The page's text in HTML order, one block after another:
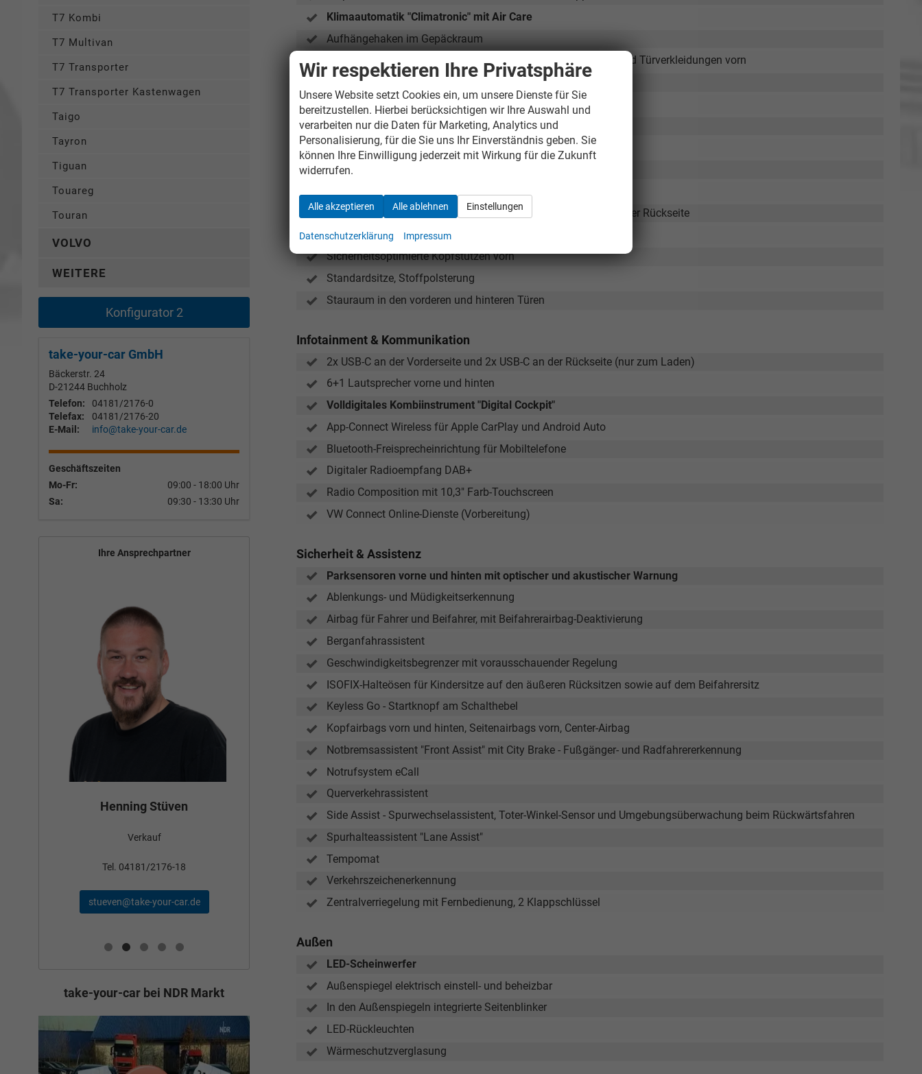
Klimaautomatik "Climatronic" mit Air Care
Aufhängehaken im Gepäckraum
Dekoreinlagen "Nature Cross Brushed" für Instrumententafel und Türverkleidungen vorn
Elektrische Fensterheber vorne und hinten
Gepäckraumabdeckung und Beleuchtung
Höhenverstellbarer Fahrer- und Beifahrersitz
Innenspiegel automatisch abblendbar
Lederschalthebel
Mittelarmlehne mit Staufach vorne, 2 Lüftungsöffnungen auf der Rückseite
Rücksitzlehnen asymmetrisch geteilt und umklappbar
Sicherheitsoptimierte Kopfstützen vorn
Standardsitze, Stoffpolsterung
Stauraum in den vorderen und hinteren Türen
Infotainment & Kommunikation
2x USB-C an der Vorderseite und 2x USB-C an der Rückseite (nur zum Laden)
6+1 Lautsprecher vorne und hinten
Volldigitales Kombiinstrument "Digital Cockpit"
App-Connect Wireless für Apple CarPlay und Android Auto
Bluetooth-Freisprecheinrichtung für Mobiltelefone
Digitaler Radioempfang DAB+
Radio Composition mit 10,3" Farb-Touchscreen
VW Connect Online-Dienste (Vorbereitung)
Sicherheit & Assistenz
Parksensoren vorne und hinten mit optischer und akustischer Warnung
Ablenkungs- und Müdigkeitserkennung
Airbag für Fahrer und Beifahrer, mit Beifahrerairbag-Deaktivierung
Berganfahrassistent
Geschwindigkeitsbegrenzer mit vorausschauender Regelung
ISOFIX-Halteösen für Kindersitze auf den äußeren Rücksitzen sowie auf dem Beifahrersitz
Keyless Go - Startknopf am Schalthebel
Kopfairbags vorn und hinten, Seitenairbags vorn, Center-Airbag
Notbremsassistent "Front Assist" mit City Brake - Fußgänger- und Radfahrererkennung
Notrufsystem eCall
Querverkehrassistent
Side Assist - Spurwechselassistent, Toter-Winkel-Sensor und Umgebungsüberwachung beim Rückwärtsfahren
Spurhalteassistent "Lane Assist"
Tempomat
Verkehrszeichenerkennung
Zentralverriegelung mit Fernbedienung, 2 Klappschlüssel
Außen
LED-Scheinwerfer
Außenspiegel elektrisch einstell- und beheizbar
In den Außenspiegeln integrierte Seitenblinker
LED-Rückleuchten
Wärmeschutzverglasung
T7 Kombi
T7 Multivan
T7 Transporter
T7 Transporter Kastenwagen
Taigo
Tayron
Tiguan
Touareg
Touran
VOLVO
WEITERE
Konfigurator 2
take-your-car GmbH
Bäckerstr. 24
D-21244 Buchholz
Telefon:
04181/2176-0
Telefax:
04181/2176-20
E-Mail:
info@take-your-car.de
Geschäftszeiten
Mo-Fr:
09:00 - 18:00 Uhr
Sa:
09:30 - 13:30 Uhr
Ihre Ansprechpartner
Henning Stüven
Verkauf
Tel. 04181/2176-18
stueven@take-your-car.de
Verkauf
Tel. 04181/2176-24
schael@take-your-car.de wollschlaeger@take-your-car.de
take-your-car bei NDR Markt
Wir respektieren Ihre Privatsphäre
Unsere Website setzt Cookies ein, um unsere Dienste für Sie
bereitzustellen. Hierbei berücksichtigen wir Ihre Auswahl und
verarbeiten nur die Daten für Marketing, Analytics und
Personalisierung, für die Sie uns Ihr Einverständnis geben. Sie
können Ihre Einwilligung jederzeit mit Wirkung für die Zukunft
widerrufen.
Alle akzeptieren Alle ablehnen Einstellungen
Datenschutzerklärung Impressum